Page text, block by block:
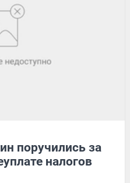
поручились за
налогов